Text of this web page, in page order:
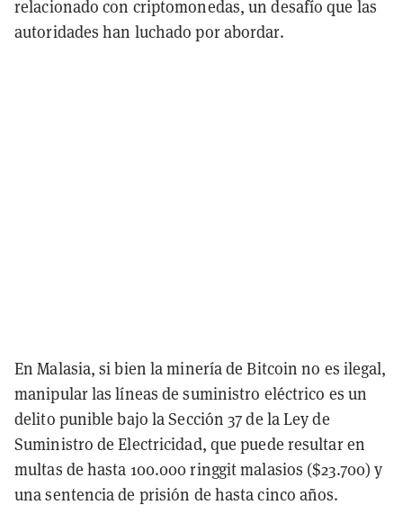
relacionado con criptomonedas, un desafío que las
autoridades han luchado por abordar.
En Malasia, si bien la minería de Bitcoin no es ilegal,
manipular las líneas de suministro eléctrico es un
delito punible bajo la Sección 37 de la Ley de
Suministro de Electricidad, que puede resultar en
multas de hasta 100.000 ringgit malasios ($23.700) y
una sentencia de prisión de hasta cinco años.